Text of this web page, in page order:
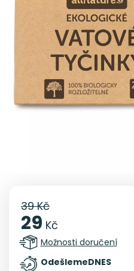
39 Kč
29 Kč
Možnosti doručení
OdešlemeDNES